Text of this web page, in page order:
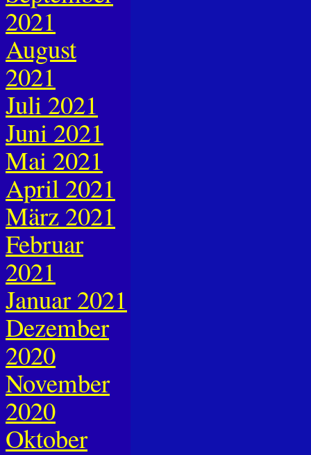
2021
August
2021
Juli 2021
Juni 2021
Mai 2021
April 2021
März 2021
Februar
2021
Januar 2021
Dezember
2020
November
2020
Oktober